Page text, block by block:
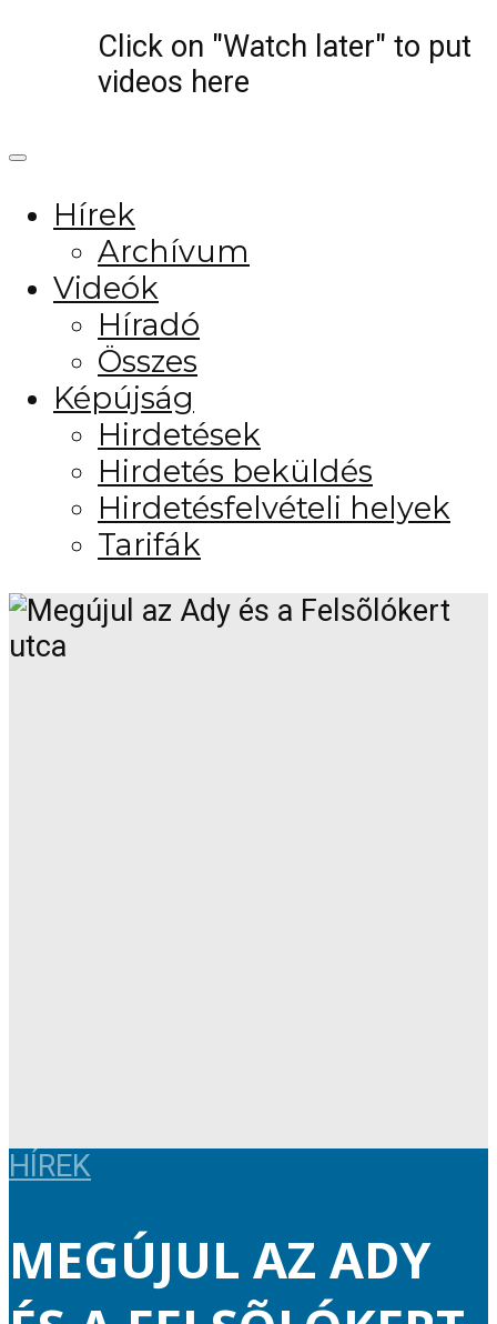
Click on "Watch later" to put
videos here
Hírek
Archívum
Videók
Híradó
Összes
Képújság
Hirdetések
Hirdetés beküldés
Hirdetésfelvételi helyek
Tarifák
HÍREK
MEGÚJUL AZ ADY